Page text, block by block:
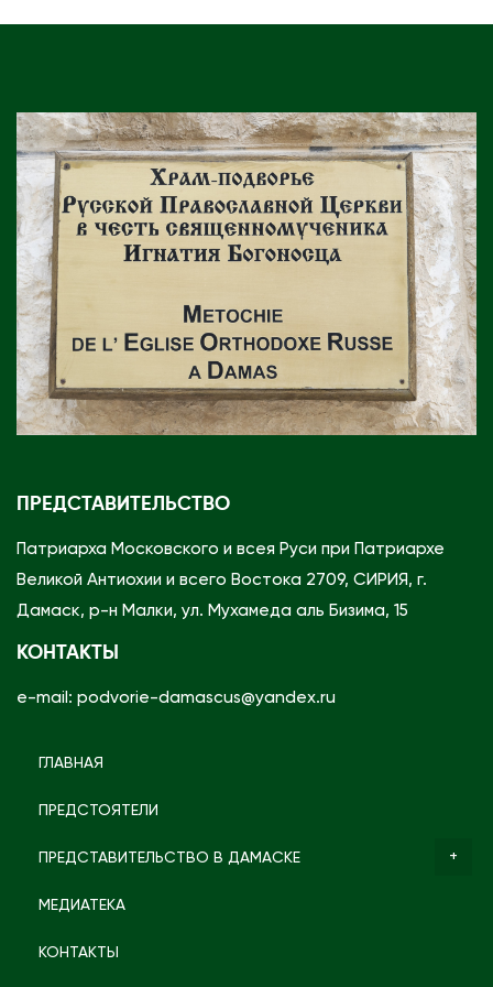
ПРЕДСТАВИТЕЛЬСТВО
Патриарха Московского и всея Руси при Патриархе
Великой Антиохии и всего Востока 2709, СИРИЯ, г.
Дамаск, р-н Малки, ул. Мухамеда аль Бизима, 15
КОНТАКТЫ
e-mail: podvorie-damascus@yandex.ru
ГЛАВНАЯ
ПРЕДСТОЯТЕЛИ
ПРЕДСТАВИТЕЛЬСТВО В ДАМАСКЕ
МЕДИАТЕКА
КОНТАКТЫ